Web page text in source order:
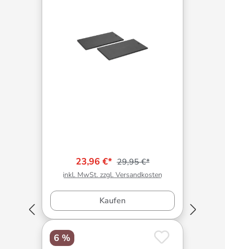
23,96 €* 29,95 €*
inkl. MwSt. zzgl. Versandkosten
Kaufen
6 %